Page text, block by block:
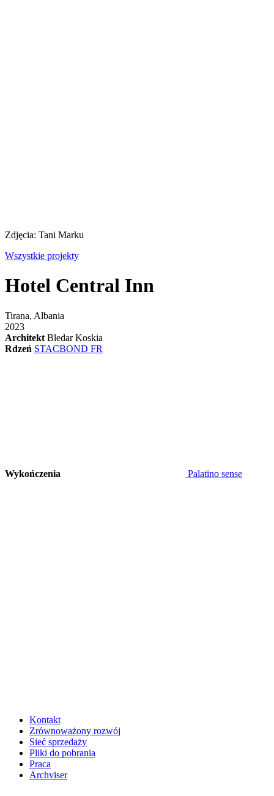
Zdjęcia: Tani Marku
Wszystkie projekty
Hotel Central Inn
Tirana, Albania
2023
Architekt Bledar Koskia
Rdzeń STACBOND FR
Wykończenia Palatino sense
Kontakt
Zrównoważony rozwój
Sieć sprzedaży
Pliki do pobrania
Praca
Archviser